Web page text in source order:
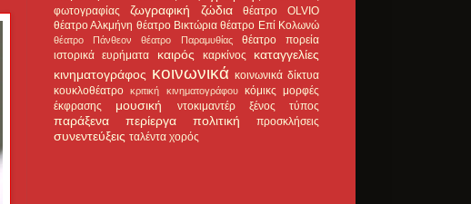
φωτογραφίας
ζωγραφική ζώδια
θέατρο OLVIO
θέατρο Αλκμήνη θέατρο Βικτώρια θέατρο Επί Κολωνώ
θέατρο Πάνθεον θέατρο Παραμυθίας
θέατρο πορεία
ιστορικά ευρήματα
καιρός καρκίνος
καταγγελίες
κινηματογράφος κοινωνικά κοινωνικά δίκτυα
κουκλοθέατρο
κριτική κινηματογράφου κόμικς μορφές
έκφρασης
μουσική ντοκιμαντέρ ξένος τύπος
παράξενα περίεργα πολιτική προσκλήσεις
συνεντεύξεις ταλέντα χορός